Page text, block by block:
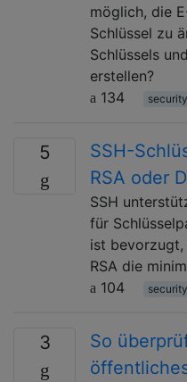
möglich, die
Schlüssel zu
Schlüssels
erstellen?
134
security
5
SSH-
RSA oder
SSH
für
ist bevorzugt,
RSA die
104
security
3
So